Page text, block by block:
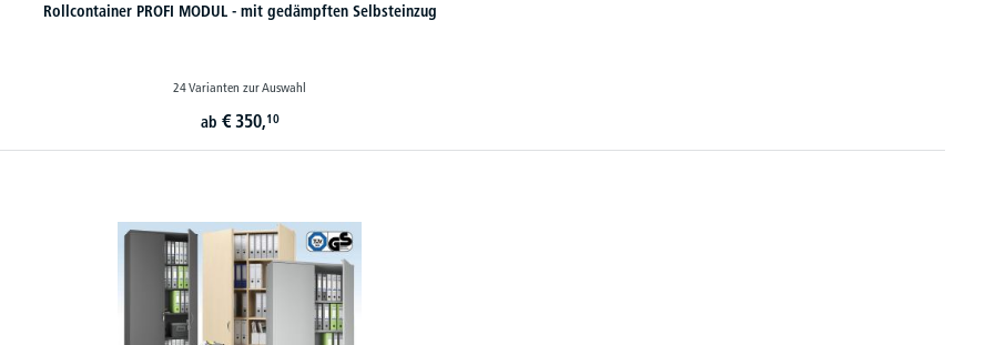
Rollcontainer PROFI MODUL - mit gedämpften Selbsteinzug
24 Varianten zur Auswahl
ab € 350,10